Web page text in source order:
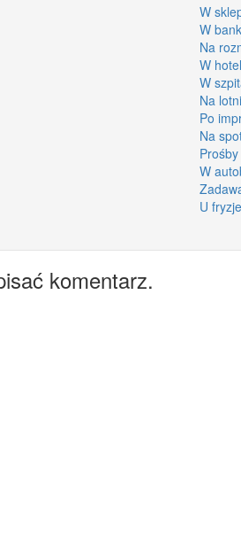
W
W
Na
W
W
Na
Po
Na
W
U
komentarz.